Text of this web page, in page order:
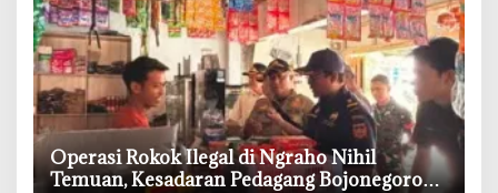
‎Operasi Rokok Ilegal di Ngraho Nihil
Temuan, Kesadaran Pedagang Bojonegoro